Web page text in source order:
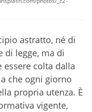
astratto, né di
di legge, ma di
essere colta dalla
che ogni giorno
propria utenza. È
vigente,